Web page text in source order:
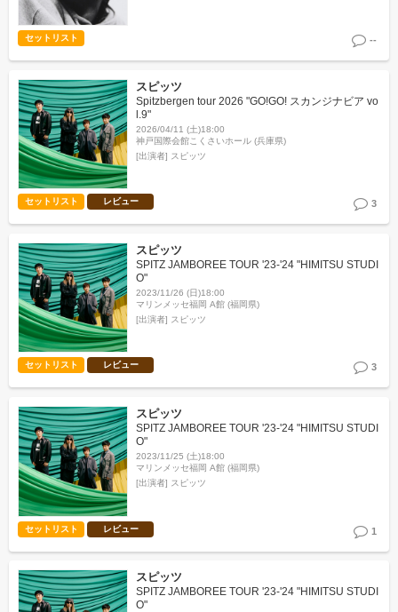
セットリスト --
スピッツ
Spitzbergen tour 2026 "GO!GO! スカンジナビア vo
l.9"
2026/04/11 (土)18:00
神戸国際会館こくさいホール (兵庫県)
[出演者] スピッツ
セットリスト レビュー 3
スピッツ
SPITZ JAMBOREE TOUR '23-'24 "HIMITSU STUDI
O"
2023/11/26 (日)18:00
マリンメッセ福岡 A館 (福岡県)
[出演者] スピッツ
セットリスト レビュー 3
スピッツ
SPITZ JAMBOREE TOUR '23-'24 "HIMITSU STUDI
O"
2023/11/25 (土)18:00
マリンメッセ福岡 A館 (福岡県)
[出演者] スピッツ
セットリスト レビュー 1
スピッツ
SPITZ JAMBOREE TOUR '23-'24 "HIMITSU STUDI
O"